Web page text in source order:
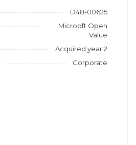
D48-00625
Microoft Open
Value
Acquired year 2
Corporate